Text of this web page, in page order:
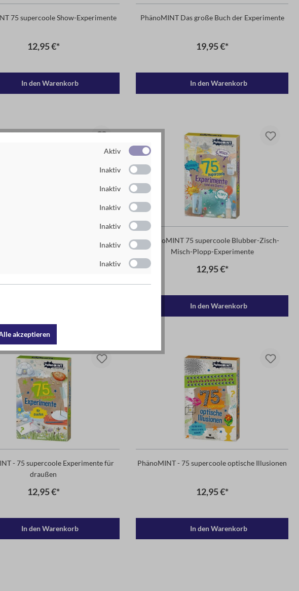
75 supercoole Show-Experimente
12,95 €*
In den Warenkorb
PhänoMINT Das große Buch der Experimente
19,95 €*
In den Warenkorb
PhänoMINT 75 supercoole Blubber-Zisch-
Misch-Plopp-Experimente
12,95 €*
In den Warenkorb
- 75 supercoole Experimente für
draußen
12,95 €*
In den Warenkorb
PhänoMINT - 75 supercoole optische Illusionen
12,95 €*
In den Warenkorb
Aktiv
Inaktiv
Inaktiv
Inaktiv
Inaktiv
Inaktiv
Inaktiv
akzeptieren